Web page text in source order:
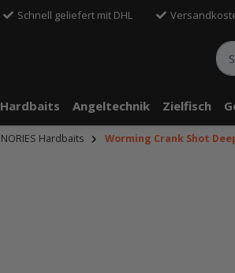
Schnell geliefert mit DHL
Hardbaits Angeltechnik Zielfisch
NORIES Hardbaits Worming Crank Shot